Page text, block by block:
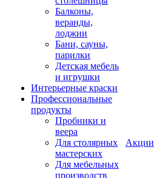
Балконы,
веранды,
лоджии
Бани, сауны,
парилки
Детская мебель
и игрушки
Интерьерные краски
Профессиональные
продукты
Пробники и
веера
Для столярных
мастерских
Для мебельных
производств
Акции